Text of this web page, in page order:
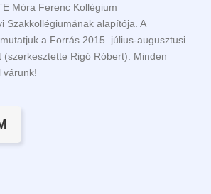
Móra Ferenc Kollégium
Szakkollégiumának alapítója. A
a Forrás 2015. július-augusztusi
(szerkesztette Rigó Róbert). Minden
várunk!